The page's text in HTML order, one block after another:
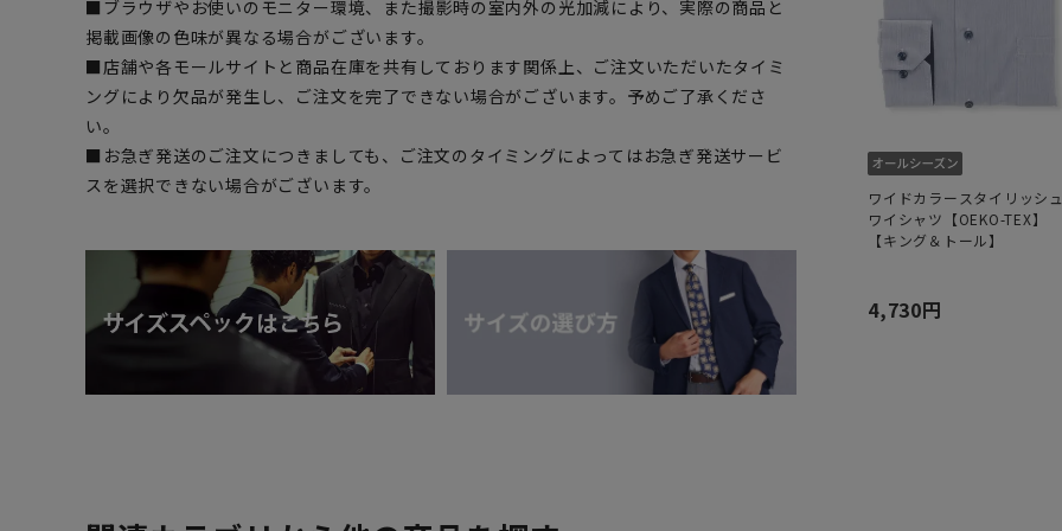
■ブラウザやお使いのモニター環境、また撮影時の室内外の光加減により、実際の商品と
掲載画像の色味が異なる場合がございます。
■店舗や各モールサイトと商品在庫を共有しております関係上、ご注文いただいたタイミ
ングにより欠品が発生し、ご注文を完了できない場合がございます。予めご了承くださ
い。
■お急ぎ発送のご注文につきましても、ご注文のタイミングによってはお急ぎ発送サービ
スを選択できない場合がございます。
ワイドカラースタイリッシ
ワイシャツ【OEKO-TEX】
【キング＆トール】
4,730円